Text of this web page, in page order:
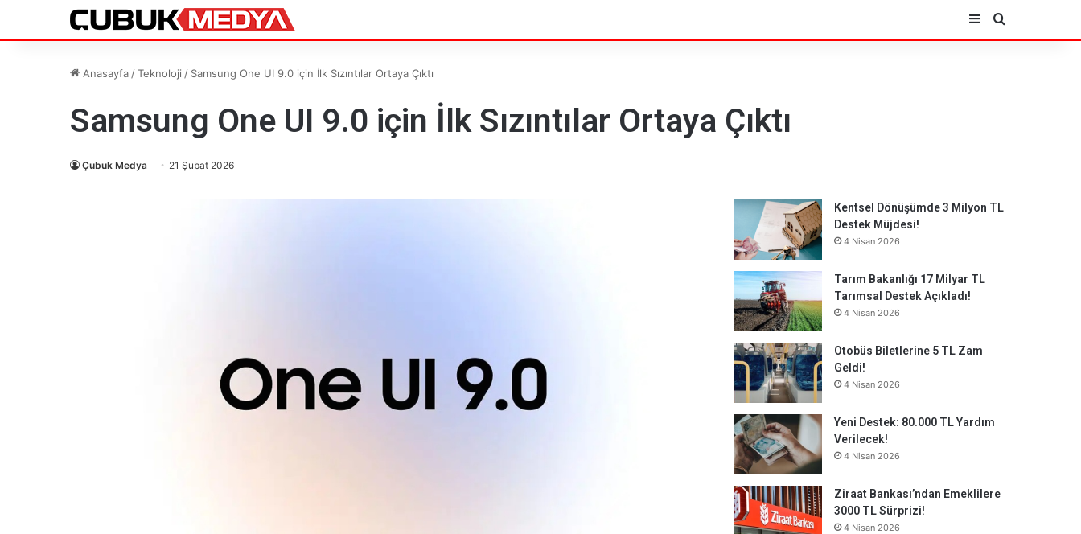
Kenar Bölmesi
Arama yap
Anasayfa /Teknoloji / Samsung One UI 9.0 için İlk Sızıntılar Ortaya Çıktı
Samsung One UI 9.0 için İlk Sızıntılar Ortaya Çıktı
Çubuk Medya 21 Şubat 2026
Kentsel Dönüşümde 3 Milyon TL
Destek Müjdesi!
4 Nisan 2026
Tarım Bakanlığı 17 Milyar TL
Tarımsal Destek Açıkladı!
4 Nisan 2026
Otobüs Biletlerine 5 TL Zam
Geldi!
4 Nisan 2026
Yeni Destek: 80.000 TL Yardım
Verilecek!
4 Nisan 2026
Ziraat Bankası’ndan Emeklilere
3000 TL Sürprizi!
4 Nisan 2026